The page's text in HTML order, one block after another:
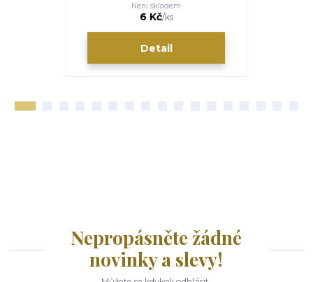
6 Kč/ks
Není skladem
Detail
Nepropásněte žádné
novinky a slevy!